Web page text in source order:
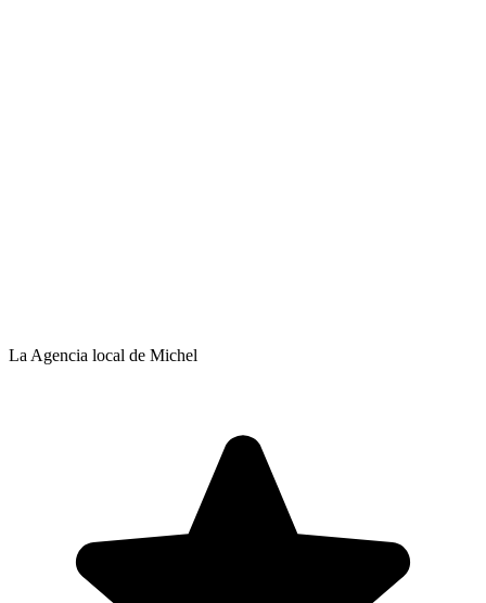
La Agencia local de Michel